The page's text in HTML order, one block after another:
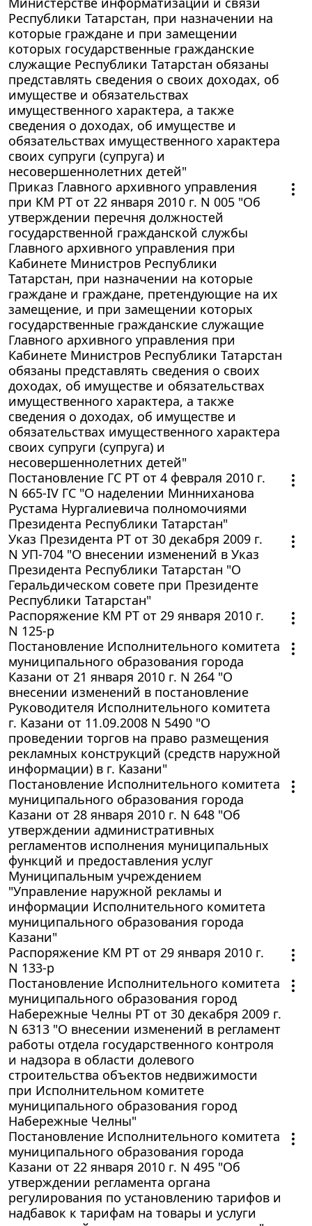
Республики Татарстан, при назначении на
которые граждане и при замещении
которых государственные гражданские
служащие Республики Татарстан обязаны
представлять сведения о своих доходах, об
имуществе и обязательствах
имущественного характера, а также
сведения о доходах, об имуществе и
обязательствах имущественного характера
своих супруги (супруга) и
несовершеннолетних детей"
Приказ Главного архивного управления
при КМ РТ от 22 января 2010 г. N 005 "Об
утверждении перечня должностей
государственной гражданской службы
Главного архивного управления при
Кабинете Министров Республики
Татарстан, при назначении на которые
граждане и граждане, претендующие на их
замещение, и при замещении которых
государственные гражданские служащие
Главного архивного управления при
Кабинете Министров Республики Татарстан
обязаны представлять сведения о своих
доходах, об имуществе и обязательствах
имущественного характера, а также
сведения о доходах, об имуществе и
обязательствах имущественного характера
своих супруги (супруга) и
несовершеннолетних детей"
Постановление ГС РТ от 4 февраля 2010 г.
N 665-IV ГС "О наделении Минниханова
Рустама Нургалиевича полномочиями
Президента Республики Татарстан"
Указ Президента РТ от 30 декабря 2009 г.
N УП-704 "О внесении изменений в Указ
Президента Республики Татарстан "О
Геральдическом совете при Президенте
Республики Татарстан"
Распоряжение КМ РТ от 29 января 2010 г.
N 125-р
Постановление Исполнительного комитета
муниципального образования города
Казани от 21 января 2010 г. N 264 "О
внесении изменений в постановление
Руководителя Исполнительного комитета
г. Казани от 11.09.2008 N 5490 "О
проведении торгов на право размещения
рекламных конструкций (средств наружной
информации) в г. Казани"
Постановление Исполнительного комитета
муниципального образования города
Казани от 28 января 2010 г. N 648 "Об
утверждении административных
регламентов исполнения муниципальных
функций и предоставления услуг
Муниципальным учреждением
"Управление наружной рекламы и
информации Исполнительного комитета
муниципального образования города
Казани"
Распоряжение КМ РТ от 29 января 2010 г.
N 133-р
Постановление Исполнительного комитета
муниципального образования город
Набережные Челны РТ от 30 декабря 2009 г.
N 6313 "О внесении изменений в регламент
работы отдела государственного контроля
и надзора в области долевого
строительства объектов недвижимости
при Исполнительном комитете
муниципального образования город
Набережные Челны"
Постановление Исполнительного комитета
муниципального образования города
Казани от 22 января 2010 г. N 495 "Об
утверждении регламента органа
регулирования по установлению тарифов и
надбавок к тарифам на товары и услуги